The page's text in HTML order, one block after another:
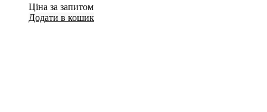
Ціна за запитом
Додати в кошик